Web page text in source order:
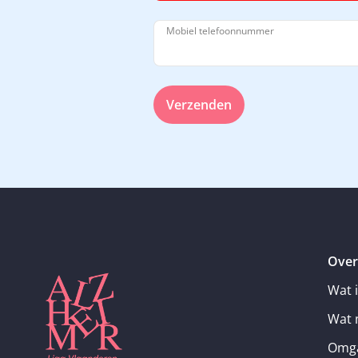
Mobiel telefoonnummer
Verzenden
Wat
Wat